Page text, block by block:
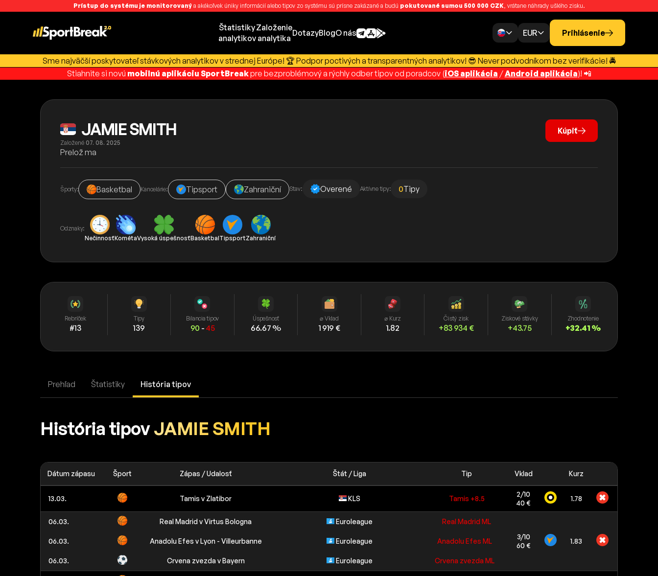
Prístup do systému je monitorovanýa akékoľvek úniky informácií alebo tipov zo systému sú prísne zakázané a budú pokutované sumou 500 000 CZK, vrátane náhrady ušlého zisku.
Štatistiky
analytikov
Založenie
analytika
DotazyBlogO nás EUR Prihlásenie
Sme najväčší poskytovateľ stávkových analytikov v strednej Európe! 🏆 Podpor poctivých a transparentných analytikov! 😎 Never podvodníkom bez verifikácie! 🚔
Stiahnite si novú mobilnú aplikáciu SportBreakpre bezproblémový a rýchly odber tipov od poradcov (iOS aplikácia /Android aplikácia)! 📲
JAMIE SMITH
Založené 07. 08. 2025
Kúpiť
Prelož ma
Športy: Basketbal Kancelárie: Tipsport Zahraniční Stav: Overené Aktívne tipy: 0Tipy
Odznaky:
NečinnosťKométaVysoká úspešnosťBasketbalTipsportZahraniční
Rebríček
#13
Tipy
139
Bilancia tipov
90 - 45
Úspešnosť
66.67 %
⌀ Vklad
1 919 €
⌀ Kurz
1.82
Čistý zisk
+83 934 €
Ziskové stávky
+43.75
Zhodnotenie
+32.41 %
Prehľad Štatistiky História tipov
História tipovJAMIE SMITH
Dátum zápasu Šport Zápas / Udalosť Štát / Liga Tip Vklad Kurz
13.03. Tamis v Zlatibor KLS Tamis +8.5
2/10
40 €
1.78
06.03. Real Madrid v Virtus Bologna Euroleague
Real Madrid ML
3/10
60 €
1.83
06.03. Anadolu Efes v Lyon - Villeurbanne Euroleague Anadolu Efes ML
06.03. Crvena zvezda v Bayern Euroleague Crvena zvezda ML